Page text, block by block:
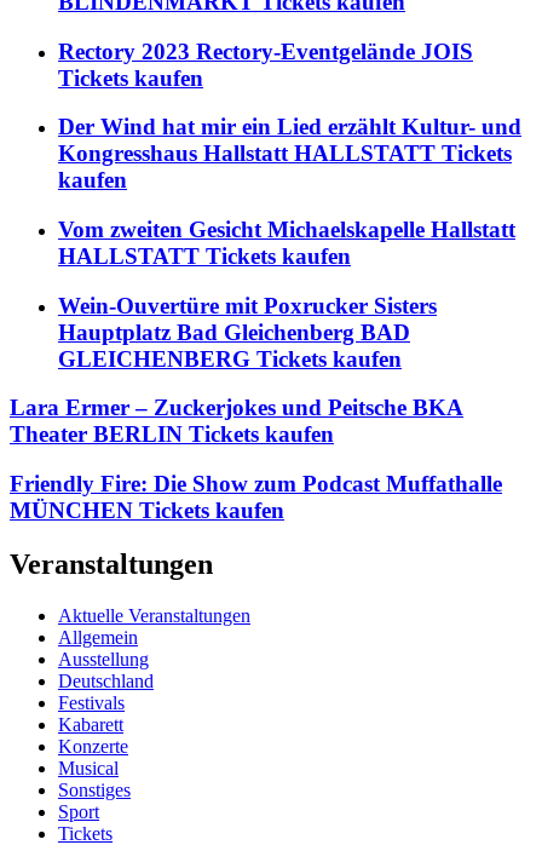
Rectory 2023 Rectory-Eventgelände JOIS
Tickets kaufen
Der Wind hat mir ein Lied erzählt Kultur- und
Kongresshaus Hallstatt HALLSTATT Tickets
kaufen
Vom zweiten Gesicht Michaelskapelle Hallstatt
HALLSTATT Tickets kaufen
Wein-Ouvertüre mit Poxrucker Sisters
Hauptplatz Bad Gleichenberg BAD
GLEICHENBERG Tickets kaufen
Lara Ermer – Zuckerjokes und Peitsche BKA
Theater BERLIN Tickets kaufen
Friendly Fire: Die Show zum Podcast Muffathalle
MÜNCHEN Tickets kaufen
Veranstaltungen
Aktuelle Veranstaltungen
Allgemein
Ausstellung
Deutschland
Festivals
Kabarett
Konzerte
Musical
Sonstiges
Sport
Tickets